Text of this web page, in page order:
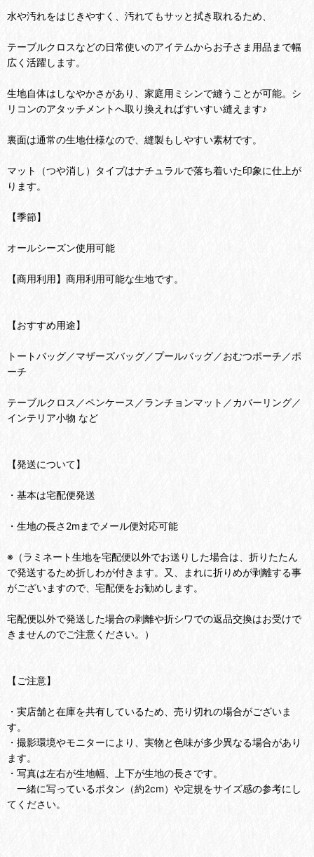
水や汚れをはじきやすく、汚れてもサッと拭き取れるため、
テーブルクロスなどの日常使いのアイテムからお子さま用品まで幅
広く活躍します。
生地自体はしなやかさがあり、家庭用ミシンで縫うことが可能。シ
リコンのアタッチメントへ取り換えればすいすい縫えます♪
裏面は通常の生地仕様なので、縫製もしやすい素材です。
マット（つや消し）タイプはナチュラルで落ち着いた印象に仕上が
ります。
【季節】
オールシーズン使用可能
【商用利用】商用利用可能な生地です。
【おすすめ用途】
トートバッグ／マザーズバッグ／プールバッグ／おむつポーチ／ポ
ーチ
テーブルクロス／ペンケース／ランチョンマット／カバーリング／
インテリア小物 など
【発送について】
・基本は宅配便発送
・生地の長さ2mまでメール便対応可能
※（ラミネート生地を宅配便以外でお送りした場合は、折りたたん
で発送するため折しわが付きます。又、まれに折りめが剥離する事
がございますので、宅配便をお勧めします。
宅配便以外で発送した場合の剥離や折シワでの返品交換はお受けで
きませんのでご注意ください。）
【ご注意】
・実店舗と在庫を共有しているため、売り切れの場合がございま
す。
・撮影環境やモニターにより、実物と色味が多少異なる場合があり
ます。
・写真は左右が生地幅、上下が生地の長さです。
一緒に写っているボタン（約2cm）や定規をサイズ感の参考にし
てください。